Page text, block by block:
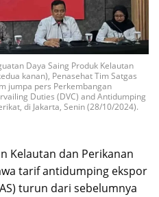
Daya Saing Produk Kelautan
kanan), Penasehat Tim Satgas
jumpa pers Perkembangan
Duties (DVC) and Antidumping
di Jakarta, Senin (28/10/2024).
Kelautan dan Perikanan
tarif antidumping ekspor
turun dari sebelumnya